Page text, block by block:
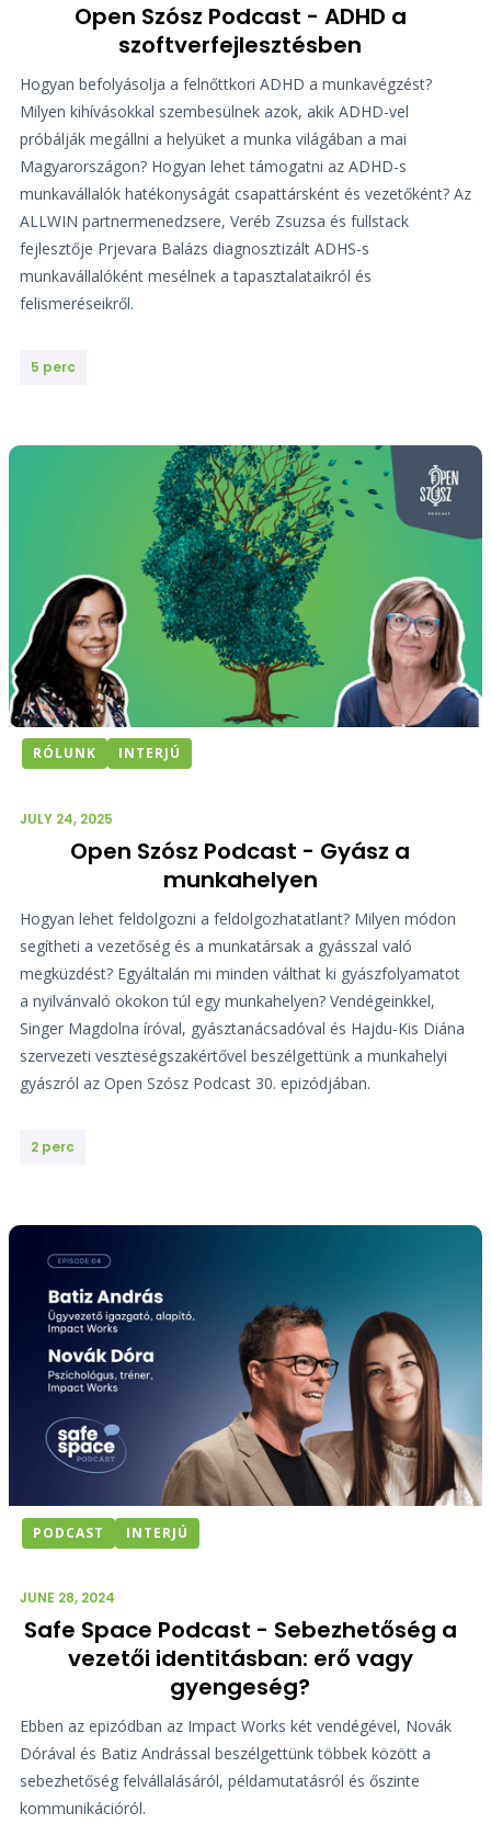
Open Szósz Podcast - ADHD a
szoftverfejlesztésben
Hogyan befolyásolja a felnőttkori ADHD a munkavégzést?
Milyen kihívásokkal szembesülnek azok, akik ADHD-vel
próbálják megállni a helyüket a munka világában a mai
Magyarországon? Hogyan lehet támogatni az ADHD-s
munkavállalók hatékonyságát csapattársként és vezetőként? Az
ALLWIN partnermenedzsere, Veréb Zsuzsa és fullstack
fejlesztője Prjevara Balázs diagnosztizált ADHS-s
munkavállalóként mesélnek a tapasztalataikról és
felismeréseikről.
5 perc
RÓLUNK INTERJÚ
JULY 24, 2025
Open Szósz Podcast - Gyász a
munkahelyen
Hogyan lehet feldolgozni a feldolgozhatatlant? Milyen módon
segítheti a vezetőség és a munkatársak a gyásszal való
megküzdést? Egyáltalán mi minden válthat ki gyászfolyamatot
a nyilvánvaló okokon túl egy munkahelyen? Vendégeinkkel,
Singer Magdolna íróval, gyásztanácsadóval és Hajdu-Kis Diána
szervezeti veszteségszakértővel beszélgettünk a munkahelyi
gyászról az Open Szósz Podcast 30. epizódjában.
2 perc
PODCAST INTERJÚ
JUNE 28, 2024
Safe Space Podcast - Sebezhetőség a
vezetői identitásban: erő vagy
gyengeség?
Ebben az epizódban az Impact Works két vendégével, Novák
Dórával és Batiz Andrással beszélgettünk többek között a
sebezhetőség felvállalásáról, példamutatásról és őszinte
kommunikációról.